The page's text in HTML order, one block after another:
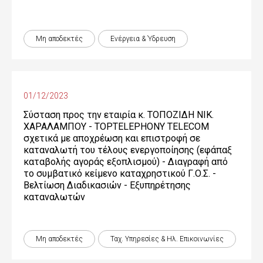
Μη αποδεκτές Ενέργεια & Ύδρευση
01/12/2023
Σύσταση προς την εταιρία κ. ΤΟΠΟΖΙΔΗ ΝΙΚ.
ΧΑΡΑΛΑΜΠΟΥ - TOPTELEPHONY TELECOM
σχετικά με αποχρέωση και επιστροφή σε
καταναλωτή του τέλους ενεργοποίησης (εφάπαξ
καταβολής αγοράς εξοπλισμού) - Διαγραφή από
το συμβατικό κείμενο καταχρηστικού Γ.Ο.Σ. -
Βελτίωση Διαδικασιών - Εξυπηρέτησης
καταναλωτών
Μη αποδεκτές Ταχ. Υπηρεσίες & Ηλ. Επικοινωνίες